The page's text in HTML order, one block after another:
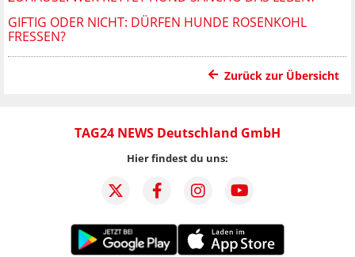
GIFTIG ODER NICHT: DÜRFEN HUNDE ROSENKOHL
FRESSEN?
Zurück zur Übersicht
TAG24 NEWS Deutschland GmbH
Hier findest du uns: